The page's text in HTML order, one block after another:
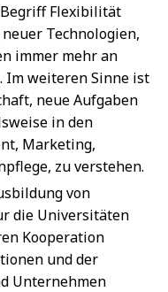
Flexibilität
Technologien,
immer mehr an
Im weiteren Sinne ist
neue Aufgaben
in den
Marketing,
zu verstehen.
von
die Universitäten
Kooperation
und der
Unternehmen